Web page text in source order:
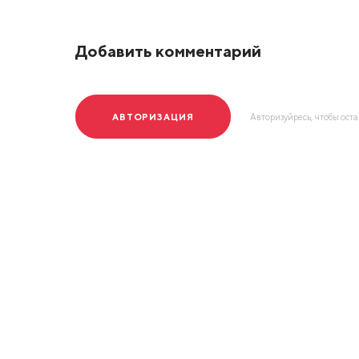
Добавить комментарий
АВТОРИЗАЦИЯ Авторизуйресь, чтобы